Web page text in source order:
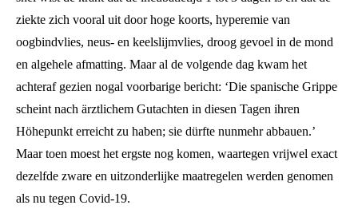
ziekte zich vooral uit door hoge koorts, hyperemie van
oogbindvlies, neus- en keelslijmvlies, droog gevoel in de mond
en algehele afmatting. Maar al de volgende dag kwam het
achteraf gezien nogal voorbarige bericht: ‘Die spanische Grippe
scheint nach ärztlichem Gutachten in diesen Tagen ihren
Höhepunkt erreicht zu haben; sie dürfte nunmehr abbauen.’
Maar toen moest het ergste nog komen, waartegen vrijwel exact
dezelfde zware en uitzonderlijke maatregelen werden genomen
als nu tegen Covid-19.